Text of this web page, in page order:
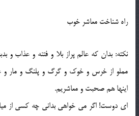
راه شناخت معاشر خوب
نکته: بدان که عالم پراز بلا و فتنه و عذاب و
مملو از خرس و خوک و گرگ و پلنگ و مار و
اينها هم صحبت و معاشريم.
اي دوست! اگر مي خواهي بداني چه کسي از